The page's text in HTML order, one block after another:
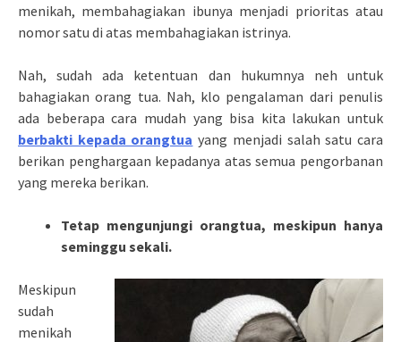
menikah, membahagiakan ibunya menjadi prioritas atau
nomor satu di atas membahagiakan istrinya.
Nah, sudah ada ketentuan dan hukumnya neh untuk
bahagiakan orang tua. Nah, klo pengalaman dari penulis
ada beberapa cara mudah yang bisa kita lakukan untuk
berbakti kepada orangtua yang menjadi salah satu cara
berikan penghargaan kepadanya atas semua pengorbanan
yang mereka berikan.
Tetap mengunjungi orangtua, meskipun hanya
seminggu sekali.
Meskipun
sudah
menikah